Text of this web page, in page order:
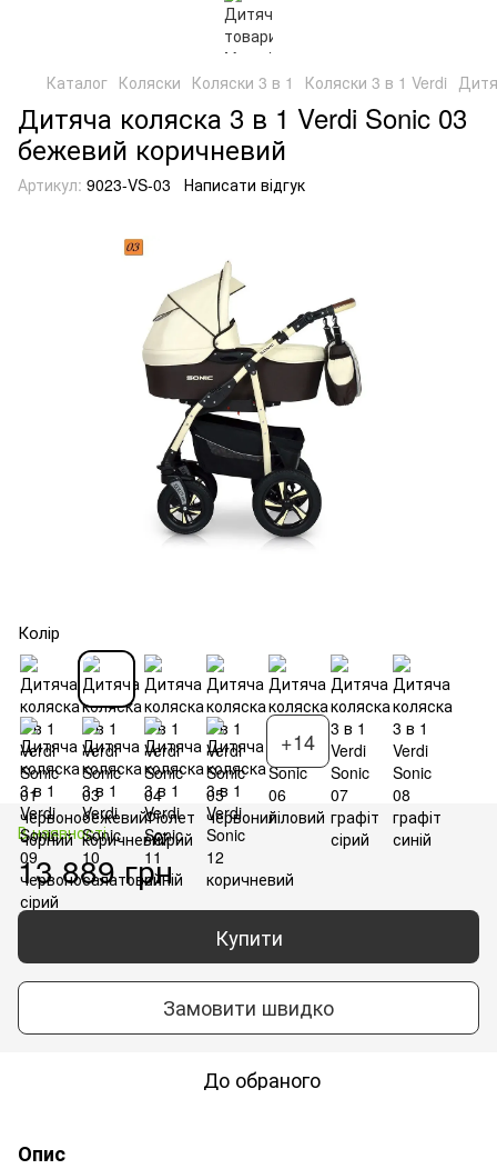
Каталог Коляски Коляски 3 в 1 Коляски 3 в 1 Verdi
Дитяча коляска 3 в 1 Verdi Sonic 03
бежевий коричневий
Артикул: 9023-VS-03 Написати відгук
Колір
+14
В наявності
13 889 грн
Купити
Замовити швидко
До обраного
Опис